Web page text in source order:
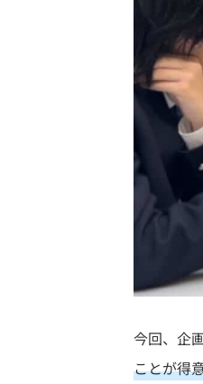
今回、企
ことが得